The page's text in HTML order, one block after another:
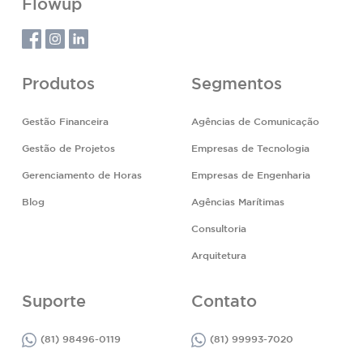
Flowup
Produtos
Gestão Financeira
Gestão de Projetos
Gerenciamento de Horas
Blog
Segmentos
Agências de Comunicação
Empresas de Tecnologia
Empresas de Engenharia
Agências Marítimas
Consultoria
Arquitetura
Suporte
(81) 98496-0119
Contato
(81) 99993-7020